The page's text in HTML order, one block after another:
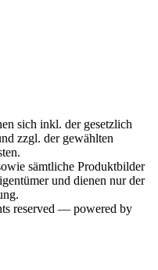
sich inkl. der gesetzlich
zzgl. der gewählten
sämtliche Produktbilder
und dienen nur der
reserved — powered by